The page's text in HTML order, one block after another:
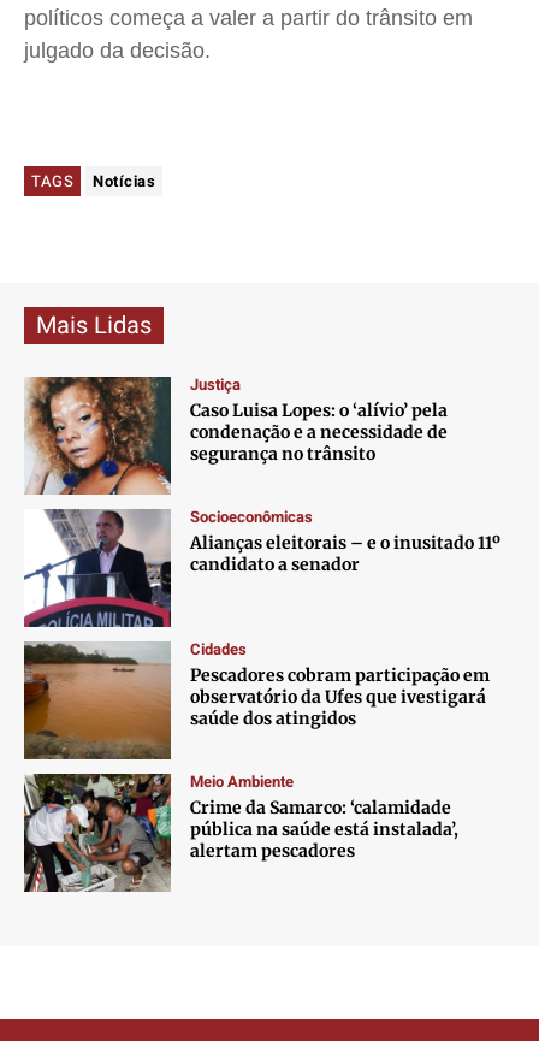
políticos começa a valer a partir do trânsito em
julgado da decisão.
TAGS Notícias
Mais Lidas
Justiça
Caso Luisa Lopes: o ‘alívio’ pela
condenação e a necessidade de
segurança no trânsito
Socioeconômicas
Alianças eleitorais – e o inusitado 11º
candidato a senador
Cidades
Pescadores cobram participação em
observatório da Ufes que ivestigará
saúde dos atingidos
Meio Ambiente
Crime da Samarco: ‘calamidade
pública na saúde está instalada’,
alertam pescadores